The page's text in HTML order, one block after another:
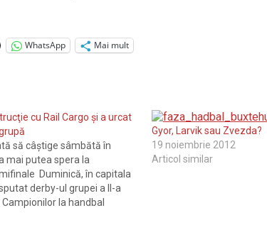
WhatsApp
Mai mult
cu Rail Cargo şi a urcat
să câştige sâmbătă în
mai putea spera la
Duminică, în capitala
derby-ul grupei a II-a
la handbal
Ljubljana şi Rail Cargo.
Gyor, Larvik sau Zvezda?
19 noiembrie 2012
Articol similar